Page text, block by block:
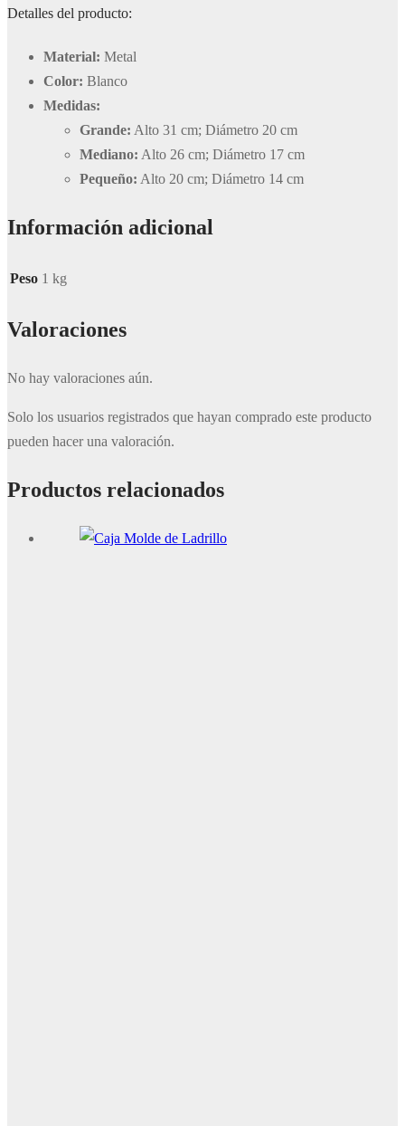
Detalles del producto:
Material: Metal
Color: Blanco
Medidas:
Grande: Alto 31 cm; Diámetro 20 cm
Mediano: Alto 26 cm; Diámetro 17 cm
Pequeño: Alto 20 cm; Diámetro 14 cm
Información adicional
Peso 1 kg
Valoraciones
No hay valoraciones aún.
Solo los usuarios registrados que hayan comprado este producto
pueden hacer una valoración.
Productos relacionados